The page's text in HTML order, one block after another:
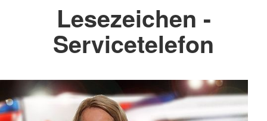
Lesezeichen -
Servicetelefon